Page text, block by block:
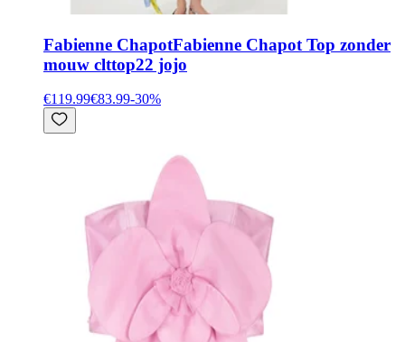
Fabienne ChapotFabienne Chapot Top zonder
mouw clttop22 jojo
€119.99€83.99-30%